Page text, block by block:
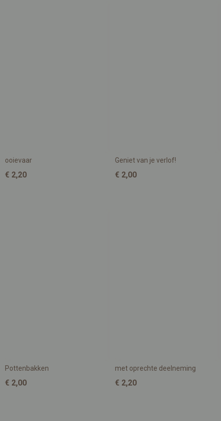
ooievaar
€ 2,20
Geniet van je verlof!
€ 2,00
Pottenbakken
€ 2,00
met oprechte deelneming
€ 2,20